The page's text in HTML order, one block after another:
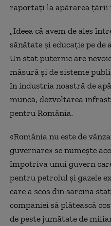
raportaţi la apărarea ţării
„Ideeacă avem de ales
sănătate şi educaţie pe de
Un stat puternic are
măsură şi de sisteme
în industria noastră de
muncă, dezvoltarea
pentru România.
«România nu este de
guvernare» se numeşte
împotriva unui guvern
pentru petrolul şi gazele
care a scos din sarcina
companiei să plătească
de peste jumătate de